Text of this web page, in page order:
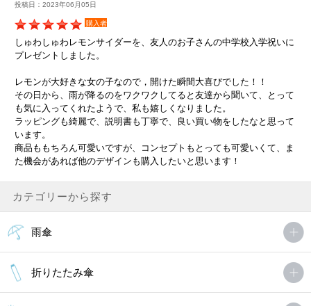
投稿日：2023年06月05日
購入者
しゅわしゅわレモンサイダーを、友人のお子さんの中学校入学祝いに
プレゼントしました。
レモンが大好きな女の子なので，開けた瞬間大喜びでした！！
その日から、雨が降るのをワクワクしてると友達から聞いて、とって
も気に入ってくれたようで、私も嬉しくなりました。
ラッピングも綺麗で、説明書も丁寧で、良い買い物をしたなと思って
います。
商品ももちろん可愛いですが、コンセプトもとっても可愛いくて、ま
た機会があれば他のデザインも購入したいと思います！
カテゴリーから探す
雨傘
折りたたみ傘